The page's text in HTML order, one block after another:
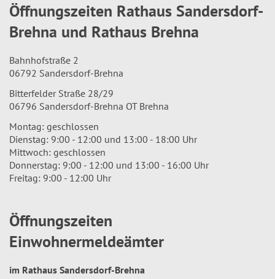
Öffnungszeiten Rathaus Sandersdorf-
Brehna und Rathaus Brehna
Bahnhofstraße 2
06792 Sandersdorf-Brehna
Bitterfelder Straße 28/29
06796 Sandersdorf-Brehna OT Brehna
Montag: geschlossen
Dienstag: 9:00 - 12:00 und 13:00 - 18:00 Uhr
Mittwoch: geschlossen
Donnerstag: 9:00 - 12:00 und 13:00 - 16:00 Uhr
Freitag: 9:00 - 12:00 Uhr
Öffnungszeiten
Einwohnermeldeämter
im Rathaus Sandersdorf-Brehna